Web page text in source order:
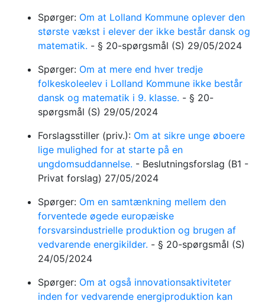
Spørger: Om at Lolland Kommune oplever den
største vækst i elever der ikke består dansk og
matematik. - § 20-spørgsmål (S) 29/05/2024
Spørger: Om at mere end hver tredje
folkeskoleelev i Lolland Kommune ikke består
dansk og matematik i 9. klasse. - § 20-
spørgsmål (S) 29/05/2024
Forslagsstiller (priv.): Om at sikre unge øboere
lige mulighed for at starte på en
ungdomsuddannelse. - Beslutningsforslag (B1 -
Privat forslag) 27/05/2024
Spørger: Om en samtænkning mellem den
forventede øgede europæiske
forsvarsindustrielle produktion og brugen af
vedvarende energikilder. - § 20-spørgsmål (S)
24/05/2024
Spørger: Om at også innovationsaktiviteter
inden for vedvarende energiproduktion kan